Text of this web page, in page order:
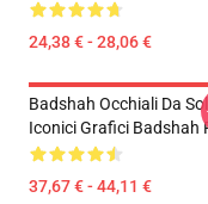
24,38 € - 28,06 €
Badshah Occhiali Da
Iconici Grafici Badshah
37,67 € - 44,11 €